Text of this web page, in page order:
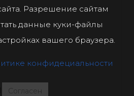
Разрешение сайтам
данные куки-файлы
вашего браузера.
конфидециальности
Согласен